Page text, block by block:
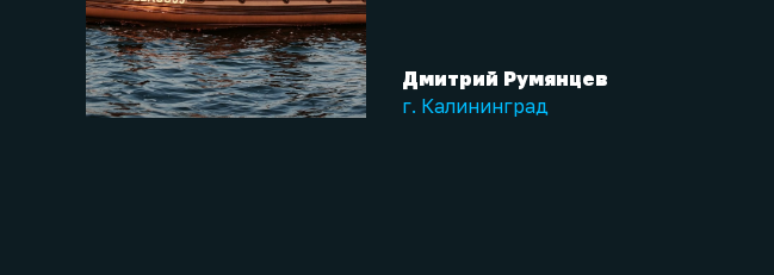
Дмитрий Румянцев
г. Калининград